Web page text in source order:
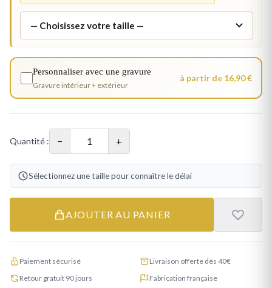
Personnaliser avec une gravure
Gravure intérieur + extérieur
à partir de 16,90 €
Quantité : − +
Sélectionnez une taille pour connaître le délai
AJOUTER AU PANIER
Paiement sécurisé
Livraison offerte dès 40€
Retour gratuit 90 jours
Fabrication française